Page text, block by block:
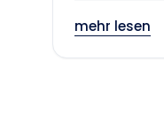
mehr lesen